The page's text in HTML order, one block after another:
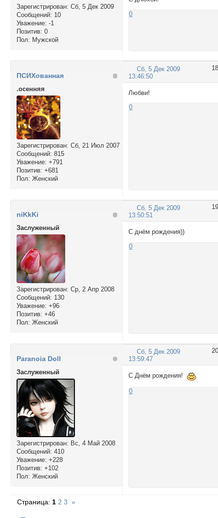
Зарегистрирован: Сб, 5 Дек 2009
Сообщений: 10
Уважение: -1
Позитив: 0
Пол: Мужской
0
18
Сб, 5 Дек 2009
13:46:50
ПСИХованная
.осенняя
Зарегистрирован: Сб, 21 Июл 2007
Сообщений: 815
Уважение: +791
Позитив: +681
Пол: Женский
Любви!
0
19
Сб, 5 Дек 2009
13:50:51
niKkKi
Заслуженный
Зарегистрирован: Ср, 2 Апр 2008
Сообщений: 130
Уважение: +96
Позитив: +46
Пол: Женский
С днём рождения))
0
20
Сб, 5 Дек 2009
13:59:47
Paranoia Doll
Заслуженный
Зарегистрирован: Вс, 4 Май 2008
Сообщений: 410
Уважение: +228
Позитив: +102
Пол: Женский
С Днём рождения!
0
Страница: 1 2 3 »